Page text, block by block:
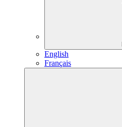
English
Français